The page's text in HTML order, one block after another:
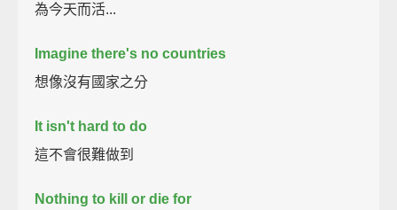
為今天而活...
Imagine there's no countries
想像沒有國家之分
It isn't hard to do
這不會很難做到
Nothing to kill or die for